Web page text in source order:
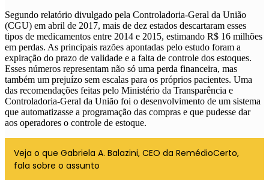
Segundo relatório divulgado pela Controladoria-Geral da União
(CGU) em abril de 2017, mais de dez estados descartaram esses
tipos de medicamentos entre 2014 e 2015, estimando R$ 16 milhões
em perdas. As principais razões apontadas pelo estudo foram a
expiração do prazo de validade e a falta de controle dos estoques.
Esses números representam não só uma perda financeira, mas
também um prejuízo sem escalas para os próprios pacientes. Uma
das recomendações feitas pelo Ministério da Transparência e
Controladoria-Geral da União foi o desenvolvimento de um sistema
que automatizasse a programação das compras e que pudesse dar
aos operadores o controle de estoque.
Veja o que Gabriela A. Balazini, CEO da RemédioCerto,
fala sobre o assunto